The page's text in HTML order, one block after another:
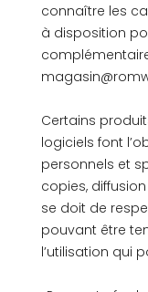
connaître les
à disposition
Certains
logiciels font
personnels et
copies,
se doit de
pouvant être
l’utilisation qui